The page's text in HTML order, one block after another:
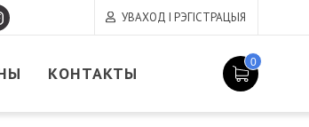
УВАХОД І РЭГІСТРАЦЫЯ
КОНТАКТЫ
0